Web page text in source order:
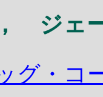
ジェ
グ・コ